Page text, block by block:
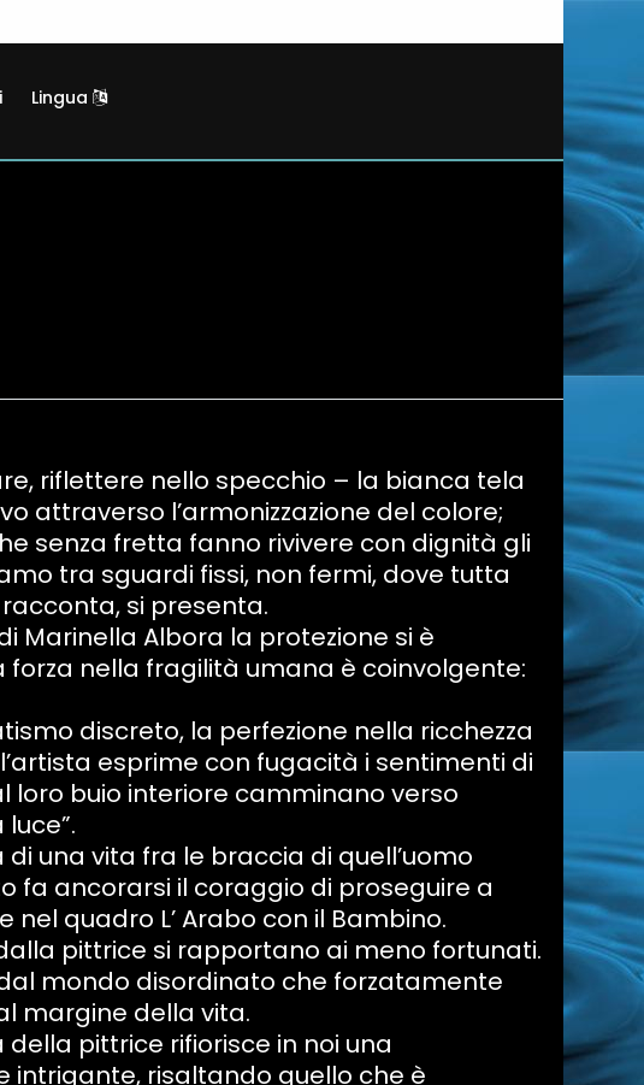
Lingua
riflettere nello specchio – la bianca tela
attraverso l’armonizzazione del colore;
senza fretta fanno rivivere con dignità gli
tra sguardi fissi, non fermi, dove tutta
si presenta.
Marinella Albora la protezione si è
forza nella fragilità umana è coinvolgente:
discreto, la perfezione nella ricchezza
esprime con fugacità i sentimenti di
loro buio interiore camminano verso
luce”.
di una vita fra le braccia di quell’uomo
fa ancorarsi il coraggio di proseguire a
nel quadro L’ Arabo con il Bambino.
pittrice si rapportano ai meno fortunati.
mondo disordinato che forzatamente
margine della vita.
della pittrice rifiorisce in noi una
intrigante, risaltando quello che è